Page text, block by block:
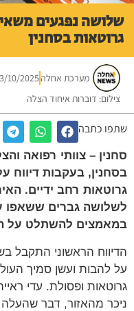
שלושה נפגעים
גרוטאות בסחנין
מערכת אחלה10/2025
צילום: דוברות איחוד הצלה
שתפו כתבה
סחנין – צוותי רפואה
בסחנין, בעקבות
גרוטאות רחב ידיים.
לשלושה גברים ששאפו
במאמצים להשתלט על
הדיווח הראשוני התקבל
על להבות ועשן סמיך
גרוטאות ופסולת. עדי
ניכר מהאזור, דבר